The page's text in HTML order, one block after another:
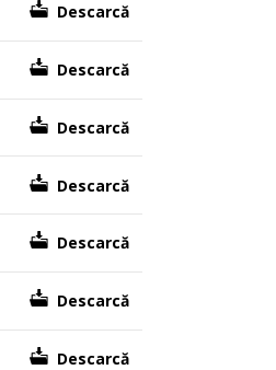
Descarcă
Descarcă
Descarcă
Descarcă
Descarcă
Descarcă
Descarcă